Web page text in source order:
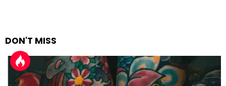
DON'T MISS